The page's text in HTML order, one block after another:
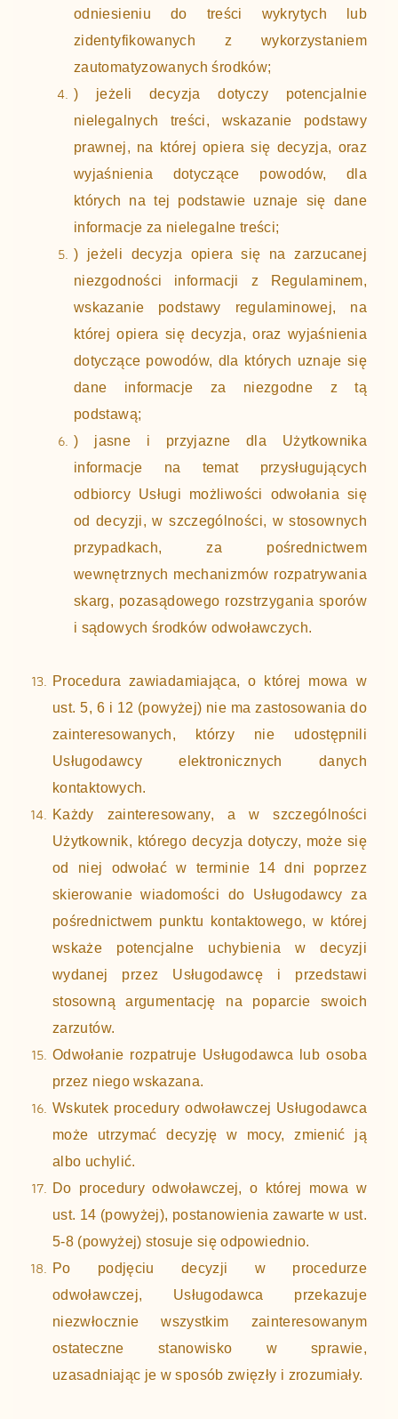
odniesieniu do treści wykrytych lub
zidentyfikowanych z wykorzystaniem
zautomatyzowanych środków;
) jeżeli decyzja dotyczy potencjalnie
nielegalnych treści, wskazanie podstawy
prawnej, na której opiera się decyzja, oraz
wyjaśnienia dotyczące powodów, dla
których na tej podstawie uznaje się dane
informacje za nielegalne treści;
) jeżeli decyzja opiera się na zarzucanej
niezgodności informacji z Regulaminem,
wskazanie podstawy regulaminowej, na
której opiera się decyzja, oraz wyjaśnienia
dotyczące powodów, dla których uznaje się
dane informacje za niezgodne z tą
podstawą;
) jasne i przyjazne dla Użytkownika
informacje na temat przysługujących
odbiorcy Usługi możliwości odwołania się
od decyzji, w szczególności, w stosownych
przypadkach, za pośrednictwem
wewnętrznych mechanizmów rozpatrywania
skarg, pozasądowego rozstrzygania sporów
i sądowych środków odwoławczych.
Procedura zawiadamiająca, o której mowa w
ust. 5, 6 i 12 (powyżej) nie ma zastosowania do
zainteresowanych, którzy nie udostępnili
Usługodawcy elektronicznych danych
kontaktowych.
Każdy zainteresowany, a w szczególności
Użytkownik, którego decyzja dotyczy, może się
od niej odwołać w terminie 14 dni poprzez
skierowanie wiadomości do Usługodawcy za
pośrednictwem punktu kontaktowego, w której
wskaże potencjalne uchybienia w decyzji
wydanej przez Usługodawcę i przedstawi
stosowną argumentację na poparcie swoich
zarzutów.
Odwołanie rozpatruje Usługodawca lub osoba
przez niego wskazana.
Wskutek procedury odwoławczej Usługodawca
może utrzymać decyzję w mocy, zmienić ją
albo uchylić.
Do procedury odwoławczej, o której mowa w
ust. 14 (powyżej), postanowienia zawarte w ust.
5-8 (powyżej) stosuje się odpowiednio.
Po podjęciu decyzji w procedurze
odwoławczej, Usługodawca przekazuje
niezwłocznie wszystkim zainteresowanym
ostateczne stanowisko w sprawie,
uzasadniając je w sposób zwięzły i zrozumiały.